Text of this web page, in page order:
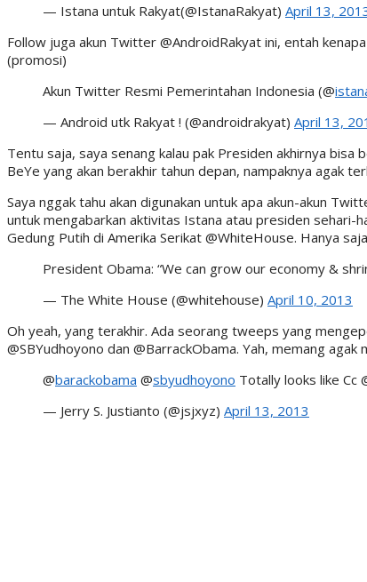
— Istana untuk Rakyat(@IstanaRakyat) April 13,
Follow juga akun Twitter @AndroidRakyat ini, entah
(promosi)
Akun Twitter Resmi Pemerintahan Indonesia (@
— Android utk Rakyat ! (@androidrakyat) April 13,
Tentu saja, saya senang kalau pak Presiden akhirnya
BeYe yang akan berakhir tahun depan, nampaknya agak
Saya nggak tahu akan digunakan untuk apa akun-akun
untuk mengabarkan aktivitas Istana atau presiden sehari-
Gedung Putih di Amerika Serikat @WhiteHouse. Hanya
President Obama: “We can grow our economy &
— The White House (@whitehouse) April 10, 2013
Oh yeah, yang terakhir. Ada seorang tweeps yang
@SBYudhoyono dan @BarrackObama. Yah, memang agak
@barackobama @sbyudhoyono Totally looks like Cc
— Jerry S. Justianto (@jsjxyz) April 13, 2013